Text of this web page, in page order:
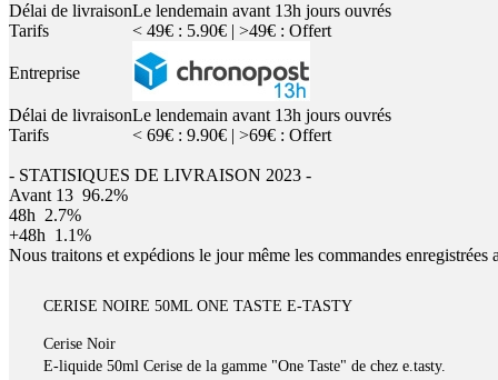
Délai de livraisonLe lendemain avant 13h jours ouvrés
Tarifs
< 49€ : 5.90€ | >49€ : Offert
Entreprise
Délai de livraisonLe lendemain avant 13h jours ouvrés
Tarifs
< 69€ : 9.90€ | >69€ : Offert
- STATISIQUES DE LIVRAISON 2023 -
Avant 13 96.2%
48h 2.7%
+48h 1.1%
Nous traitons et expédions le jour même les commandes
CERISE NOIRE 50ML ONE TASTE E-TASTY
Cerise Noir
E-liquide 50ml Cerise de la gamme "One Taste" de chez e.tasty.